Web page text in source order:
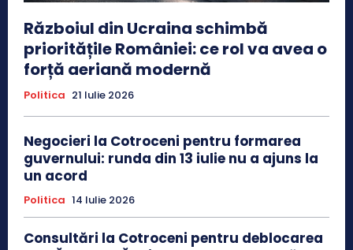
Războiul din Ucraina schimbă
prioritățile României: ce rol va avea o
forță aeriană modernă
Politica 21 Iulie 2026
Negocieri la Cotroceni pentru formarea
guvernului: runda din 13 iulie nu a ajuns la
un acord
Politica 14 Iulie 2026
Consultări la Cotroceni pentru deblocarea